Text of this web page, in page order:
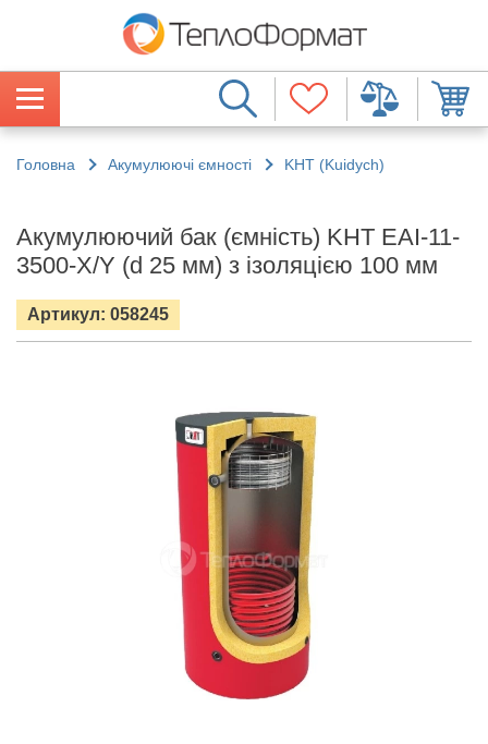
Головна Акумулюючі ємності KHT (Kuidych)
Акумулюючий бак (ємність) KHT EAI-11-
3500-X/Y (d 25 мм) з ізоляцією 100 мм
Артикул: 058245